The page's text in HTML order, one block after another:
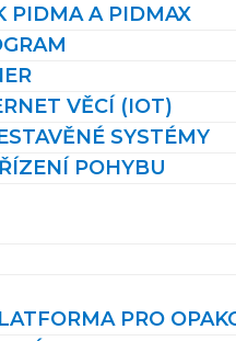
PIDMA A PIDMAX
VĚCÍ (IOT)
SYSTÉMY
POHYBU
PRO